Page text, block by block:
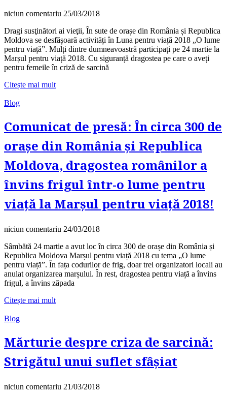
niciun comentariu 25/03/2018
Dragi susţinători ai vieţii, În sute de orașe din România și Republica
Moldova se desfășoară activități în Luna pentru viață 2018 „O lume
pentru viață”. Mulți dintre dumneavoastră participați pe 24 martie la
Marșul pentru viață 2018. Cu siguranță dragostea pe care o aveți
pentru femeile în criză de sarcină
Citește mai mult
Blog
Comunicat de presă: În circa 300 de
orașe din România și Republica
Moldova, dragostea românilor a
învins frigul într-o lume pentru
viață la Marșul pentru viață 2018!
niciun comentariu 24/03/2018
Sâmbătă 24 martie a avut loc în circa 300 de orașe din România și
Republica Moldova Marșul pentru viață 2018 cu tema „O lume
pentru viață”. În fața codurilor de frig, doar trei organizatori locali au
anulat organizarea marșului. În rest, dragostea pentru viață a învins
frigul, a învins zăpada
Citește mai mult
Blog
Mărturie despre criza de sarcină:
Strigătul unui suflet sfâșiat
niciun comentariu 21/03/2018